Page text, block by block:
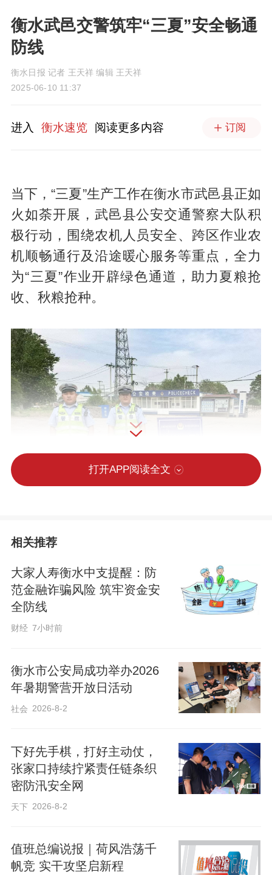
衡水武邑交警筑牢“三夏”安全畅通
防线
衡水日报 记者 王天祥 编辑 王天祥
2025-06-10 11:37
进入 衡水速览 阅读更多内容 订阅
当下，“三夏”生产工作在衡水市武邑县正如
火如荼开展，武邑县公安交通警察大队积
极行动，围绕农机人员安全、跨区作业农
机顺畅通行及沿途暖心服务等重点，全力
为“三夏”作业开辟绿色通道，助力夏粮抢
收、秋粮抢种。
令声此起彼伏。民警通过综合指挥平台，
密切监测县域内易堵路段和事故多发路段
的实时状况，以便及时应对突发情况，
“为保障‘三夏’作业尤其是农机跨区作业的
顺畅安全，我们采取了一系列有效举
长史世强介绍。大队组织警力深入全县20
余个农机合作社，向农机手宣传交通安全
知识，叮嘱作业安全事项，现场倾听并解
决农机手的需求和困难，从源头上筑牢安
打开APP阅读全文
相关推荐
大家人寿衡水中支提醒：防
范金融诈骗风险 筑牢资金安
全防线
财经 7小时前
衡水市公安局成功举办2026
年暑期警营开放日活动
社会 2026-8-2
下好先手棋，打好主动仗，
张家口持续拧紧责任链条织
密防汛安全网
天下 2026-8-2
值班总编说报｜荷风浩荡千
帆竞 实干攻坚启新程